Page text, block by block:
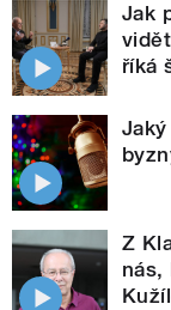
Jak
říká
Z
nás,